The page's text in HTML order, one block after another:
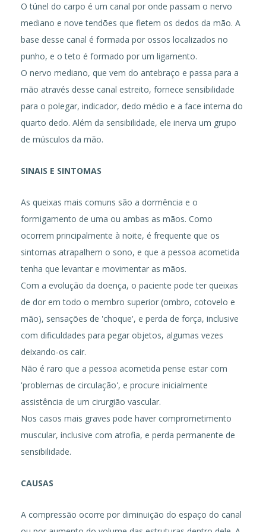
O túnel do carpo é um canal por onde passam o nervo
mediano e nove tendões que fletem os dedos da mão. A
base desse canal é formada por ossos localizados no
punho, e o teto é formado por um ligamento.
O nervo mediano, que vem do antebraço e passa para a
mão através desse canal estreito, fornece sensibilidade
para o polegar, indicador, dedo médio e a face interna do
quarto dedo. Além da sensibilidade, ele inerva um grupo
de músculos da mão.
SINAIS E SINTOMAS
As queixas mais comuns são a dormência e o
formigamento de uma ou ambas as mãos. Como
ocorrem principalmente à noite, é frequente que os
sintomas atrapalhem o sono, e que a pessoa acometida
tenha que levantar e movimentar as mãos.
Com a evolução da doença, o paciente pode ter queixas
de dor em todo o membro superior (ombro, cotovelo e
mão), sensações de 'choque', e perda de força, inclusive
com dificuldades para pegar objetos, algumas vezes
deixando-os cair.
Não é raro que a pessoa acometida pense estar com
'problemas de circulação', e procure inicialmente
assistência de um cirurgião vascular.
Nos casos mais graves pode haver comprometimento
muscular, inclusive com atrofia, e perda permanente de
sensibilidade.
CAUSAS
A compressão ocorre por diminuição do espaço do canal